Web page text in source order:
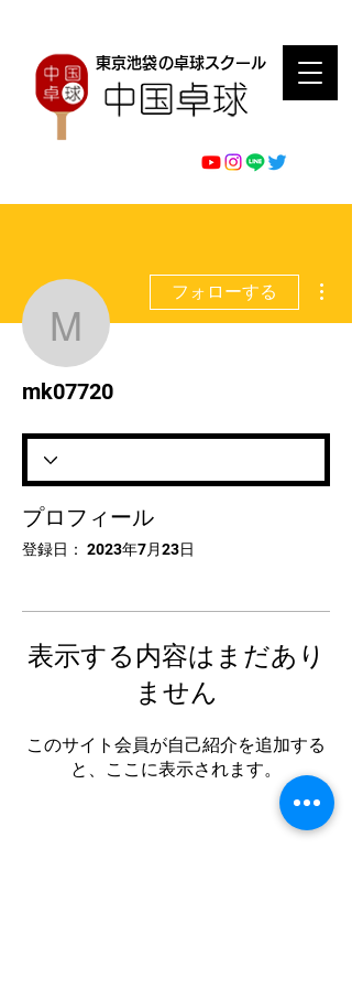
東京池袋の卓球スクール
mk07720
フォローする
mk07720
プロフィール
登録日： 2023年7月23日
表示する内容はまだあり
ません
このサイト会員が自己紹介を追加する
と、ここに表示されます。